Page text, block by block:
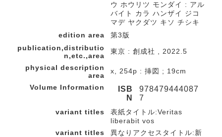
ウ ホウリツ モンダイ : アル
バイト カラ ハンザイ ジコ
マデ ヤクダツ キソ チシキ
edition area
第3版
publication,distributio
n,etc.,area
東京 : 創成社 , 2022.5
physical description
area
x, 254p : 挿図 ; 19cm
Volume Information
ISB
N
978479444087
7
variant titles
表紙タイトル:Veritas
liberabit vos
variant titles
異なりアクセスタイトル:新